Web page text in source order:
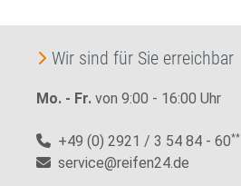
Wir sind für Sie erreichbar
Mo. - Fr. von 9:00 - 16:00 Uhr
+49 (0) 2921 / 3 54 84 - 60**
service@reifen24.de